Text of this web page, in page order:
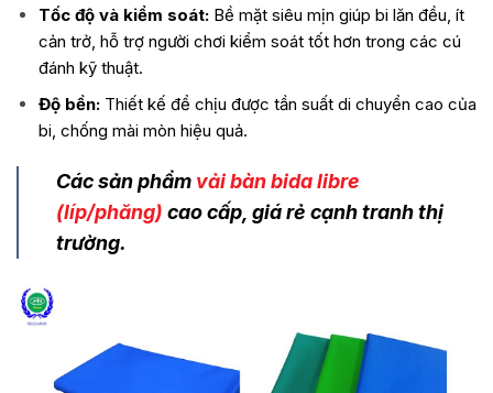
Tốc độ và kiểm soát:Bề mặt siêu mịn giúp bi lăn đều, ít
cản trở, hỗ trợ người chơi kiểm soát tốt hơn trong các cú
đánh kỹ thuật.
Độ bền:Thiết kế để chịu được tần suất di chuyển cao của
bi, chống mài mòn hiệu quả.
Các sản phẩm vải bàn bida libre
(líp/phăng) cao cấp, giá rẻ cạnh tranh thị
trường.